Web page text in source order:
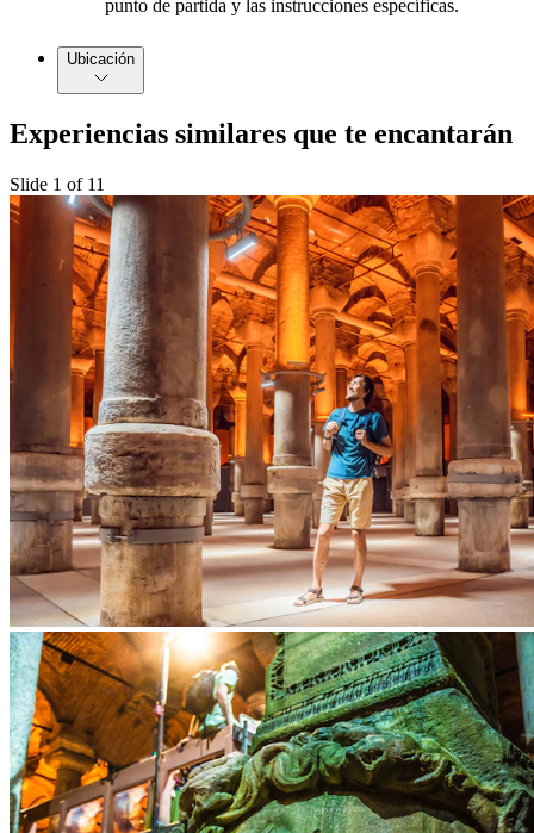
punto de partida y las instrucciones específicas.
Ubicación
Experiencias similares que te encantarán
Slide 1 of 11